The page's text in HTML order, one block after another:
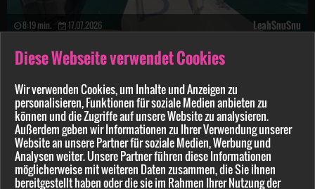
Diese Webseite verwendet Cookies
Wir verwenden Cookies, um Inhalte und Anzeigen zu
personalisieren, Funktionen für soziale Medien anbieten zu
können und die Zugriffe auf unsere Website zu analysieren.
Außerdem geben wir Informationen zu Ihrer Verwendung unserer
Website an unsere Partner für soziale Medien, Werbung und
Analysen weiter. Unsere Partner führen diese Informationen
möglicherweise mit weiteren Daten zusammen, die Sie ihnen
bereitgestellt haben oder die sie im Rahmen Ihrer Nutzung der
8:19 min. 17.07.2026 LeahSnuSnu